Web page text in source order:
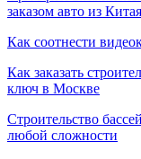
заказом авто из Китая
Как соотнести
Как заказать
ключ в Москве
Строительство
любой сложности